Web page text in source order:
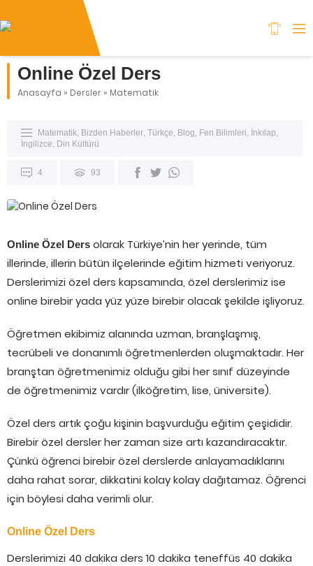
Online Özel Ders
Anasayfa » Dersler » Matematik
Matematik, Bizden Haberler, Türkçe, Blog, Fen Bilimleri, İnkılap,
İngilizce, Din Kültürü
4 93
Online Özel Ders olarak Türkiye’nin her yerinde, tüm
illerinde, illerin bütün ilçelerinde eğitim hizmeti veriyoruz.
Derslerimizi özel ders kapsamında, özel derslerimiz ise
online birebir yada yüz yüze birebir olacak şekilde işliyoruz.
Öğretmen ekibimiz alanında uzman, branşlaşmış,
tecrübeli ve donanımlı öğretmenlerden oluşmaktadır. Her
branştan öğretmenimiz olduğu gibi her sınıf düzeyinde
de öğretmenimiz vardır (ilköğretim, lise, üniversite).
Özel ders artık çoğu kişinin başvurduğu eğitim çeşididir.
Birebir özel dersler her zaman size artı kazandıracaktır.
Çünkü öğrenci birebir özel derslerde anlayamadıklarını
daha rahat sorar, dikkatini kolay kolay dağıtamaz. Öğrenci
için böylesi daha verimli olur.
Online Özel Ders
Derslerimizi 40 dakika ders 10 dakika teneffüs 40 dakika